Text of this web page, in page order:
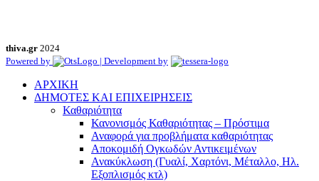
thiva.gr 2024
Powered by
| Development by
ΑΡΧΙΚΗ
ΔΗΜΟΤΕΣ ΚΑΙ ΕΠΙΧΕΙΡΗΣΕΙΣ
Καθαριότητα
Κανονισμός Καθαριότητας – Πρόστιμα
Αναφορά για προβλήματα καθαριότητας
Αποκομιδή Ογκωδών Αντικειμένων
Ανακύκλωση (Γυαλί, Χαρτόνι, Μέταλλο, Ηλ.
Εξοπλισμός κτλ)